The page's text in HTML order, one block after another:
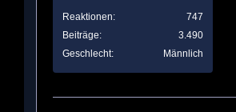
Reaktionen
747
Beiträge
3.490
Geschlecht
Männlich